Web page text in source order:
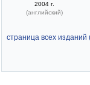
2004 г.
(английский)
страница всех изданий